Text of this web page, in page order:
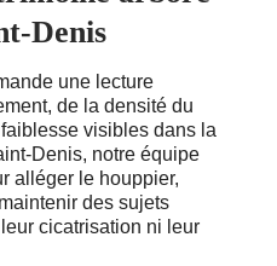
Denis
une lecture
de la densité du
visibles dans la
Denis, notre équipe
alléger le houppier,
des sujets
cicatrisation ni leur